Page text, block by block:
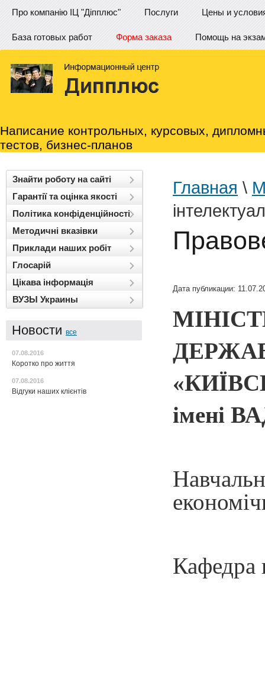
Про компанію ІЦ "Діпплюс" Послуги Цены и
База готовых работ Форма заказа Помощь на
Написание контрольных, курсовых,
тестов, бизнес-планов
Знайти роботу на сайті
Гарантії та оцінка якості
Політика конфіденційності
Методичні вказівки
Приклади наших робіт
Глосарій
Цікава інформація
ВУЗЫ Украины
Новости все
07.08.2016
Коротко про життя
07.08.2016
Відгуки наших клієнтів
Главная \
Дата публикации:
імені
Кафедра